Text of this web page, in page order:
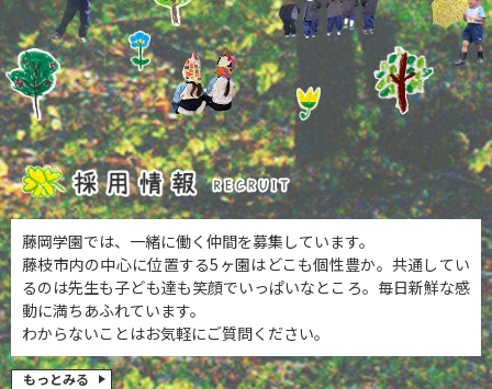
藤岡学園では、一緒に働く仲間を募集しています。
藤枝市内の中心に位置する5ヶ園はどこも個性豊か。共通してい
るのは先生も子ども達も笑顔でいっぱいなところ。毎日新鮮な感
動に満ちあふれています。
わからないことはお気軽にご質問ください。
もっとみる